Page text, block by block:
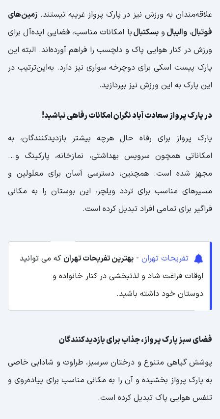
علاقه‌مندان به ورزش نیز در پارک پرواز غریبه نیستند. زمین‌های
فوتبال،والیبال و بسکتبالبا امکانات مناسب، فضایی ایده‌آل برای
ورزش در کنار هوایی پاک و دلچسب را فراهم آورده‌اند. البته این
پارک پیست اسکی برای دوچرخه سواری نیز دارد. به‌این‌ترتیب در
این پارک به این ورزش نیز بپردازید.
در پارک پرواز سعادت آباد نگران امکانات رفاهی نباشید!
پارک پرواز برای رفاه حال هرچه بیشتر بازدیدکنندگان، به
امکاناتی همچون سرویس بهداشتی، نمازخانه، پارکینگ و...
مجهز شده است. همچنین، دسترسی آسان برای معلولین و
مسیرهای مناسب برای تردد ویلچر، این بوستان را به مکانی
فراگیر برای تمامی افراد تبدیل کرده است.
تفریحات تهران - بهترین تفریحات تهران که می توانید
اوقات فراغت شاد و لذتبخشی در کنار خانواده و
دوستان خود داشته باشید.
فضای سبز پارک پرواز، جذاب برای بازدیدکنندگان
پوشش گیاهی متنوع و درختان سرسبز، طراوت و شادابی خاصی
به پارک پرواز بخشیده و آن را به مکانی مناسب برای پیاده‌روی و
تنفس هوایی پاک تبدیل کرده است.